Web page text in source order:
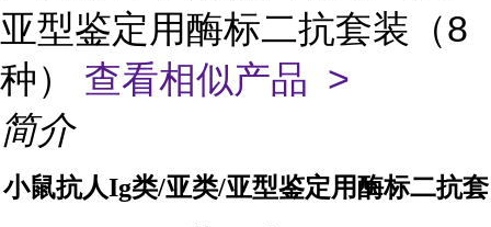
亚型鉴定用酶标二抗套装（8
种） 查看相似产品 >
简介
小鼠抗人Ig类/亚类/亚型鉴定用酶标二抗套